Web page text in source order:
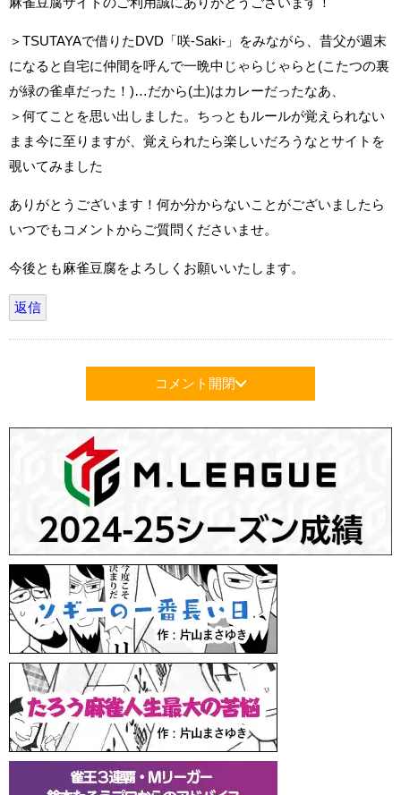
＞TSUTAYAで借りたDVD「咲-Saki-」をみながら、昔父が週末
になると自宅に仲間を呼んで一晩中じゃらじゃらと(こたつの裏
が緑の雀卓だった！)…だから(土)はカレーだったなあ、
＞何てことを思い出しました。ちっともルールが覚えられない
まま今に至りますが、覚えられたら楽しいだろうなとサイトを
覗いてみました
ありがとうございます！何か分からないことがございましたら
いつでもコメントからご質問くださいませ。
今後とも麻雀豆腐をよろしくお願いいたします。
返信
コメント開閉